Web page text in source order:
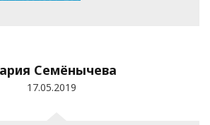
Семёнычева
17.05.2019